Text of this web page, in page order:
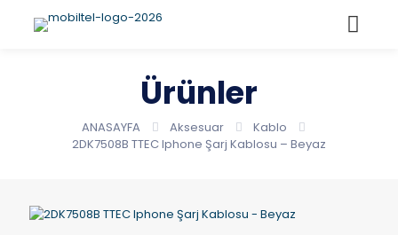
Ürünler
ANASAYFA Aksesuar
Kablo
2DK7508B TTEC Iphone Şarj Kablosu – Beyaz